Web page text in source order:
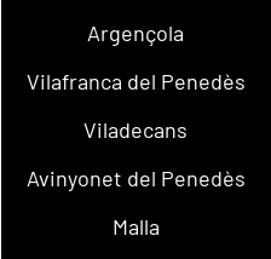
Argençola
Vilafranca del Penedès
Viladecans
Avinyonet del Penedès
Malla